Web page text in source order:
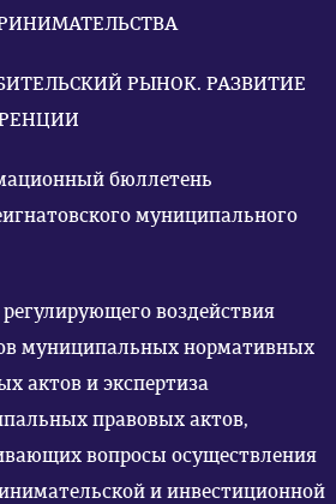
РЫНОК. РАЗВИТИЕ
бюллетень
муниципального
воздействия
муниципальных нормативных
актов и экспертиза
правовых актов,
вопросы осуществления
и инвестиционной